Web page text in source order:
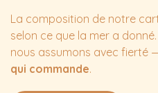
La composition de notre
selon ce que la mer a
nous assumons avec fierté
qui commande.